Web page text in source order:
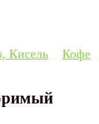
Кисель Кофе